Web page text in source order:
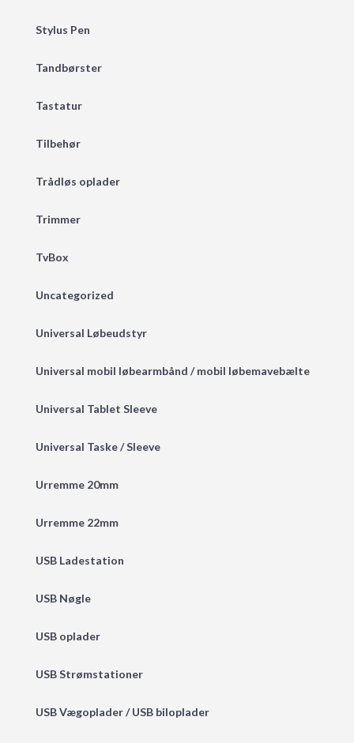
Stylus Pen
Tandbørster
Tastatur
Tilbehør
Trådløs oplader
Trimmer
TvBox
Uncategorized
Universal Løbeudstyr
Universal mobil løbearmbånd / mobil løbemavebælte
Universal Tablet Sleeve
Universal Taske / Sleeve
Urremme 20mm
Urremme 22mm
USB Ladestation
USB Nøgle
USB oplader
USB Strømstationer
USB Vægoplader / USB biloplader